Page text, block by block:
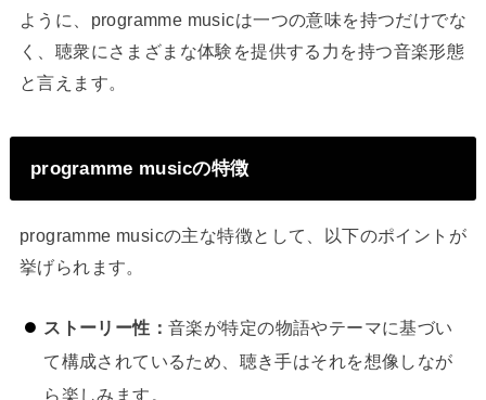
ように、programme musicは一つの意味を持つだけでな
く、聴衆にさまざまな体験を提供する力を持つ音楽形態
と言えます。
programme musicの特徴
programme musicの主な特徴として、以下のポイントが
挙げられます。
ストーリー性：音楽が特定の物語やテーマに基づい
て構成されているため、聴き手はそれを想像しなが
ら楽しみます。